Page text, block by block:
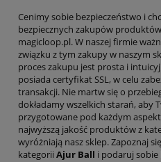
Cenimy sobie bezpieczeństwo i
bezpiecznych zakupów
magicloop.pl. W naszej firmie
związku z tym zakupy w naszym
proces zakupu jest prosta i
posiada certyfikat SSL, w celu
transakcji. Nie martw się o
dokładamy wszelkich starań, aby
przygotowane pod każdym
najwyższą jakość produktów z
wyróżniają nasz sklep. Zapoznaj
kategorii Ajur Ball i podaruj